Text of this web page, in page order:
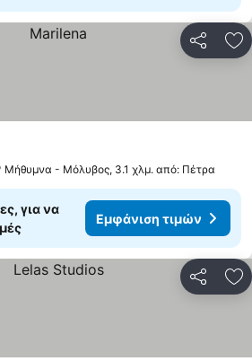
Μήθυμνα - Μόλυβος, 3.1 χλμ. από: Πέτρα
για να
Εμφάνιση τιμών